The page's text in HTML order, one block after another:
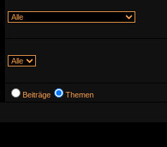
Beiträge Themen